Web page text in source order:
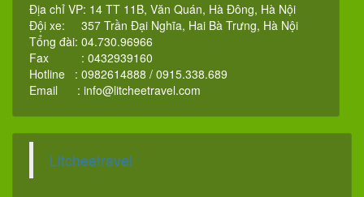
Địa chỉ VP: 14 TT 11B, Văn Quán, Hà Đông, Hà Nội
Đội xe: 357 Trần Đại Nghĩa, Hai Bà Trưng, Hà Nội
Tổng đài: 04.730.96966
Fax : 0432939160
Hotline : 0982614888 / 0915.338.689
Email : info@litcheetravel.com
Litcheetravel